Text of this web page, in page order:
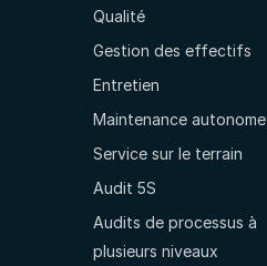
Qualité
Gestion des effectifs
Entretien
Maintenance autonome
Service sur le terrain
Audit 5S
Audits de processus à
plusieurs niveaux